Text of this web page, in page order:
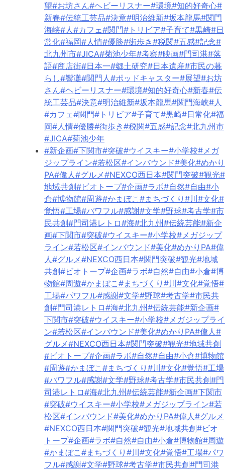
望#お坊さん#ヘビーリスナー#環境#知的好奇心#
新春#伝統工芸品#決意#明治維新#坂本龍馬#関門
海峡#人#カフェ#関門#トリビア#子育て#黒崎#日
常化#福岡#人情#優勝#街歩き#税関#五感#記念#
北九州市#JICA#菊池少年#考察#映画#門司港#落
語#商店街#日本一#郷土研究#日本遺産#市民の暮
らし#響灘#関門人#ポッドキャスター#展望#お坊
さん#ヘビーリスナー#環境#知的好奇心#新春#伝
統工芸品#決意#明治維新#坂本龍馬#関門海峡#人
#カフェ#関門#トリビア#子育て#黒崎#日常化#福
岡#人情#優勝#街歩き#税関#五感#記念#北九州市
#JICA#菊池少年
#新企画#下関市#突破#ウイスキー#小学校#メガ
ジップライン#若松区#インバウンド#美化#めかり
PA#偉人#グルメ#NEXCO西日本#関門突破#観光#
地域共創#ビオトープ#企画#ラボ#自然#自由#小
倉#博物館#周遊#かまぼこ#まちづくり #川 #文化#
覚悟#工場#パワフル#感謝#文学#野球#考古学#市
民共創#門司港レトロ#海#北九州#伝統芸能#新企
画#下関市#突破#ウイスキー#小学校#メガジップ
ライン#若松区#インバウンド#美化#めかりPA#偉
人#グルメ#NEXCO西日本#関門突破#観光#地域
共創#ビオトープ#企画#ラボ#自然#自由#小倉#博
物館#周遊#かまぼこ#まちづくり #川 #文化#覚悟#
工場#パワフル#感謝#文学#野球#考古学#市民共
創#門司港レトロ#海#北九州#伝統芸能#新企画#
下関市#突破#ウイスキー#小学校#メガジップライ
ン#若松区#インバウンド#美化#めかりPA#偉人#
グルメ#NEXCO西日本#関門突破#観光#地域共創
#ビオトープ#企画#ラボ#自然#自由#小倉#博物館
#周遊#かまぼこ#まちづくり #川 #文化#覚悟#工場
#パワフル#感謝#文学#野球#考古学#市民共創#門
司港レトロ#海#北九州#伝統芸能#新企画#下関市
#突破#ウイスキー#小学校#メガジップライン#若
松区#インバウンド#美化#めかりPA#偉人#グルメ
#NEXCO西日本#関門突破#観光#地域共創#ビオ
トープ#企画#ラボ#自然#自由#小倉#博物館#周遊
#かまぼこ#まちづくり #川 #文化#覚悟#工場#パワ
フル#感謝#文学#野球#考古学#市民共創#門司港